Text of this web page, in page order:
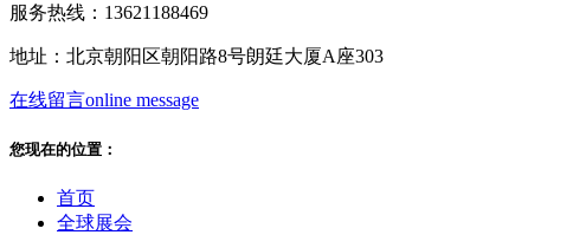
服务热线：13621188469
地址：北京朝阳区朝阳路8号朗廷大厦A座303
在线留言online message
您现在的位置：
首页
全球展会